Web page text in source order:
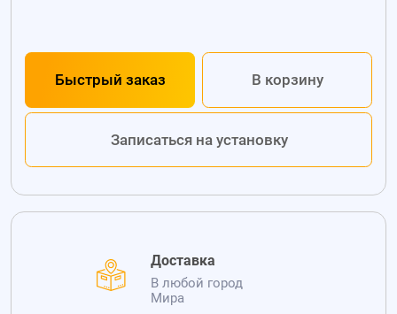
Быстрый заказ В корзину
Записаться на установку
Доставка
В любой город
Мира